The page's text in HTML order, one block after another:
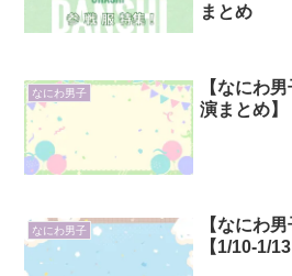
まとめ
なにわ男子
【なにわ
演まとめ】
なにわ男子
【なにわ
【1/10-1/13